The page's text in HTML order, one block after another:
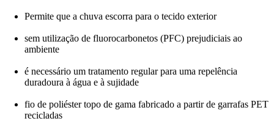
Permite que a chuva escorra para o tecido exterior
sem utilização de fluorocarbonetos (PFC) prejudiciais ao
ambiente
é necessário um tratamento regular para uma repelência
duradoura à água e à sujidade
fio de poliéster topo de gama fabricado a partir de garrafas PET
recicladas